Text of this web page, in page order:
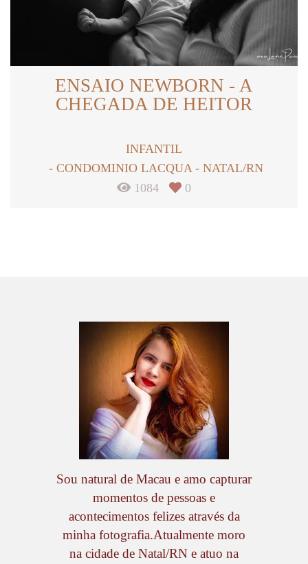
ENSAIO NEWBORN - A
CHEGADA DE HEITOR
INFANTIL
CONDOMINIO LACQUA - NATAL/RN
1084
0
Sou natural de Macau e amo capturar
momentos de pessoas e
acontecimentos felizes através da
minha fotografia.Atualmente moro
na cidade de Natal/RN e atuo na